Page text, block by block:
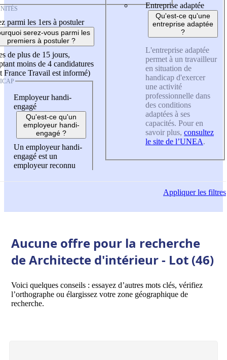
parmi les 1ers à postuler
serez-vous parmi les
premiers à postuler ?
de plus de 15 jours,
moins de 4 candidatures
France Travail est informé)
Employeur handi-
engagé
Qu'est-ce qu'un
employeur handi-
engagé ?
Un employeur handi-
engagé est un
employeur reconnu
Entreprise adaptée
Qu'est-ce qu'une
entreprise adaptée
?
L'entreprise adaptée
permet à un travailleur
en situation de
handicap d'exercer
une activité
professionnelle dans
des conditions
adaptées à ses
capacités. Pour en
savoir plus, consultez
le site de l’UNEA.
Appliquerles filtres
Aucune offre pour la recherche
de Architecte d'intérieur - Lot (46)
Voici quelques conseils : essayez d’autres mots clés, vérifiez
l’orthographe ou élargissez votre zone géographique de
recherche.